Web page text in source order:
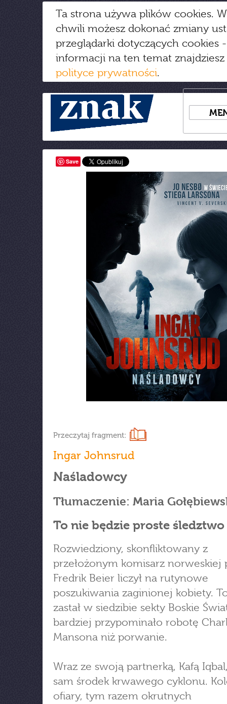
Ta strona używa plików cookies.
chwili możesz dokonać zmiany
przeglądarki dotyczących cookies
informacji na ten temat
polityce prywatności.
Save
Przeczytaj fragment:
Ingar Johnsrud
Naśladowcy
Tłumaczenie: Maria
To nie będzie proste śledztwo
Rozwiedziony, skonfliktowany z
przełożonym komisarz norweskiej
Fredrik Beier liczył na rutynowe
poszukiwania zaginionej kobiety.
zastał w siedzibie sekty Boskie
bardziej przypominało robotę
Mansona niż porwanie.
Wraz ze swoją partnerką, Kafą
sam środek krwawego cyklonu.
ofiary, tym razem okrutnych